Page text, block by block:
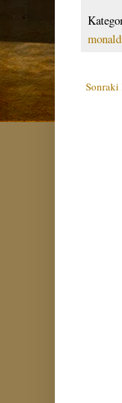
Sonraki